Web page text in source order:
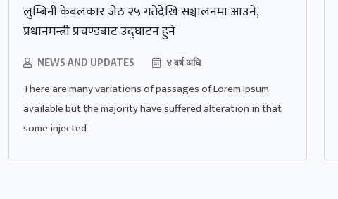
लुम्बिनी केबलकार जेठ २५ गतेदेखि सञ्चालनमा आउने,
प्रधानमन्त्री प्रचण्डबाट उद्घाटन हुने
NEWS AND UPDATES ४ वर्ष अघि
There are many variations of passages of Lorem Ipsum
available but the majority have suffered alteration in that
some injected